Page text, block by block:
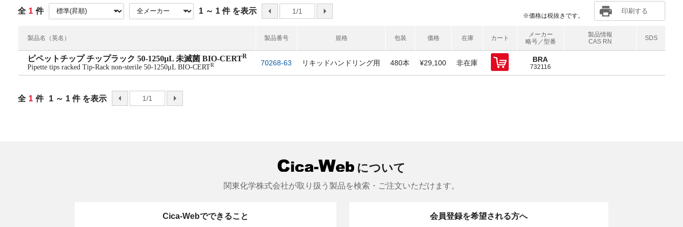
全 1 件 1 ～ 1 件 を表示 前へ 1/1 次へ
※価格は税抜きです。
印刷する
製品名（英名） 製品番号 規格 包装 価格 在庫 カート
メーカー
略号／型番
製品情報
CAS RN
SDS
ピペットチップ チップラック 50-1250μL 未滅菌 BIO-CERTR
Pipette tips racked Tip-Rack non-sterile 50-1250μL BIO-CERTR 70268-63 リキッドハンドリング用 480本 ¥29,100 非在庫 BRA
732116
全 1 件 1 ～ 1 件 を表示 前へ 1/1 次へ
について
関東化学株式会社が取り扱う製品を検索・ご注文いただけます。
Cica-Webでできること 会員登録を希望される方へ